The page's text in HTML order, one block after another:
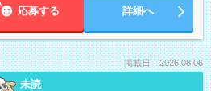
応募する 詳細へ
掲載日：2026.08.06
未読